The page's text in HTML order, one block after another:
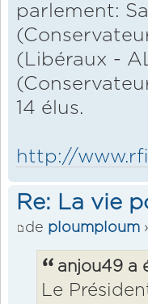
parlement:
(Libéraux -
14 élus.
http://
Re: La vie
de ploumploum
anjou49 a
Le